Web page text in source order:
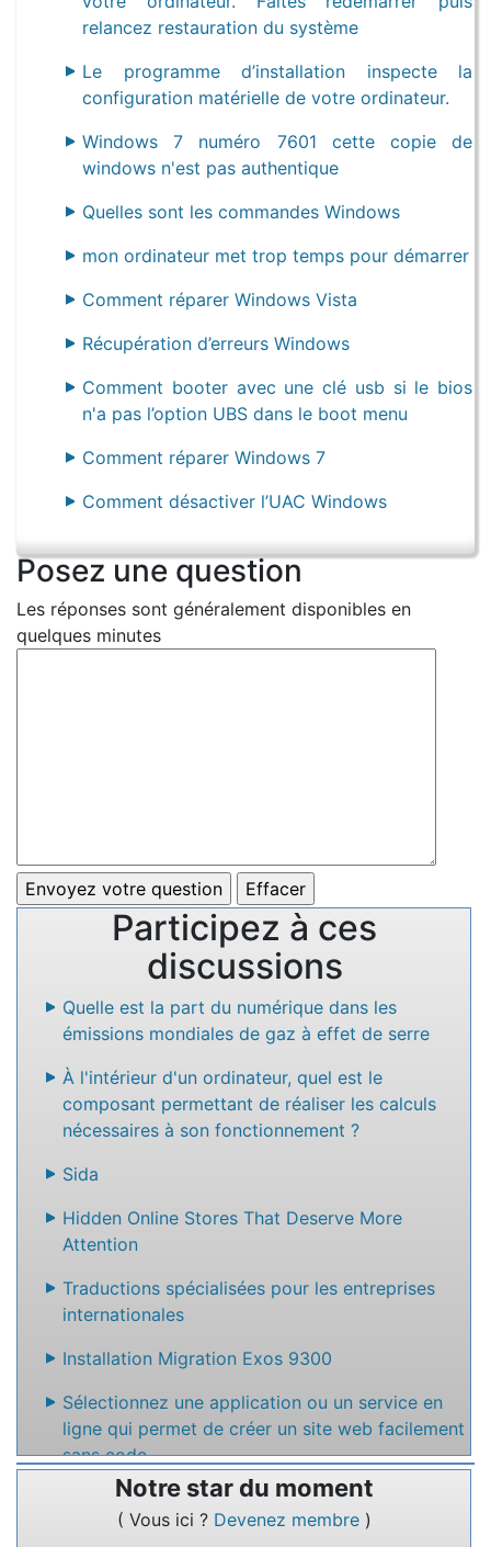
relancez restauration du système
Le programme d’installation inspecte la
configuration matérielle de votre ordinateur.
Windows 7 numéro 7601 cette copie de
windows n'est pas authentique
Quelles sont les commandes Windows
mon ordinateur met trop temps pour démarrer
Comment réparer Windows Vista
Récupération d’erreurs Windows
Comment booter avec une clé usb si le bios
n'a pas l’option UBS dans le boot menu
Comment réparer Windows 7
Comment désactiver l’UAC Windows
Posez une question
Les réponses sont généralement disponibles en
quelques minutes
Participez à ces
discussions
Quelle est la part du numérique dans les
émissions mondiales de gaz à effet de serre
À l'intérieur d'un ordinateur, quel est le
composant permettant de réaliser les calculs
nécessaires à son fonctionnement ?
Sida
Hidden Online Stores That Deserve More
Attention
Traductions spécialisées pour les entreprises
internationales
Installation Migration Exos 9300
Sélectionnez une application ou un service en
ligne qui permet de créer un site web facilement
sans code
Nommez un service en ligne qui permet de
rédiger des textes à plusieurs.
Notre star du moment
( Vous ici ? Devenez membre )